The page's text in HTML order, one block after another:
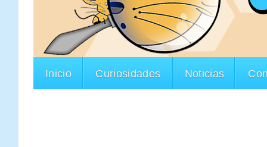
Inicio Curiosidades Noticias